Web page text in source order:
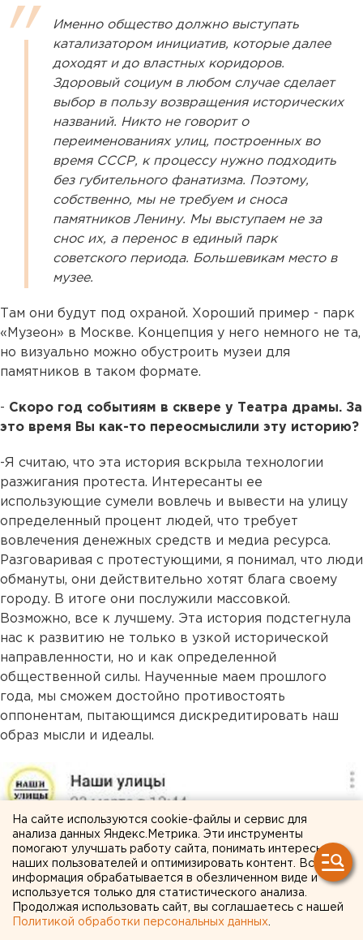
Именно общество должно выступать
катализатором инициатив, которые далее
доходят и до властных коридоров.
Здоровый социум в любом случае сделает
выбор в пользу возвращения исторических
названий. Никто не говорит о
переименованиях улиц, построенных во
время СССР, к процессу нужно подходить
без губительного фанатизма. Поэтому,
собственно, мы не требуем и сноса
памятников Ленину. Мы выступаем не за
снос их, а перенос в единый парк
советского периода. Большевикам место в
музее.
Там они будут под охраной. Хороший пример - парк
«Музеон» в Москве. Концепция у него немного не та,
но визуально можно обустроить музеи для
памятников в таком формате.
- Cкоро год событиям в сквере у Театра драмы. За
это время Вы как-то переосмыслили эту историю?
-Я считаю, что эта история вскрыла технологии
разжигания протеста. Интересанты ее
использующие сумели вовлечь и вывести на улицу
определенный процент людей, что требует
вовлечения денежных средств и медиа ресурса.
Разговаривая с протестующими, я понимал, что люди
обмануты, они действительно хотят блага своему
городу. В итоге они послужили массовкой.
Возможно, все к лучшему. Эта история подстегнула
нас к развитию не только в узкой исторической
направленности, но и как определенной
общественной силы. Наученные маем прошлого
года, мы сможем достойно противостоять
оппонентам, пытающимся дискредитировать наш
образ мысли и идеалы.
На сайте используются cookie-файлы и сервис для
анализа данных Яндекс.Метрика. Эти инструменты
помогают улучшать работу сайта, понимать интересы
наших пользователей и оптимизировать контент. Вся
информация обрабатывается в обезличенном виде и
используется только для статистического анализа.
Продолжая использовать сайт, вы соглашаетесь с нашей
Политикой обработки персональных данных